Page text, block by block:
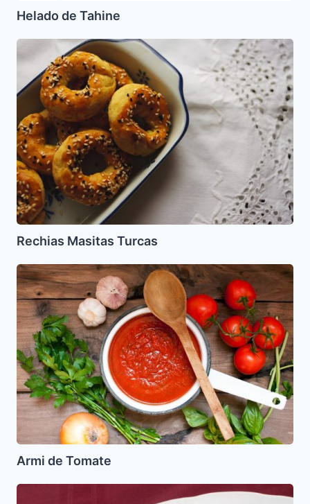
Helado de Tahine
Rechias
Masitas
Turcas
Rechias Masitas Turcas
Armi
de
Tomate
Armi de Tomate
Frituritas